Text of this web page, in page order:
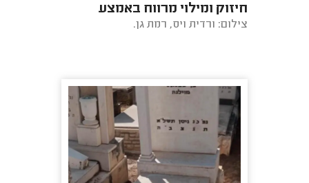
חיזוק ומילוי מרווח באמצע
באמצעות חלוקי נחל.
צילום: ורדית ויס, רמת גן.